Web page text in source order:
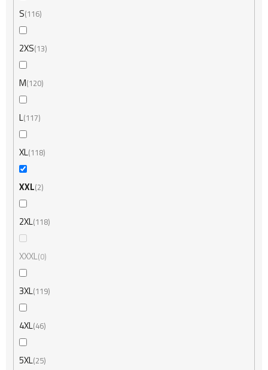
S 116
2XS 13
M 120
L 117
XL 118
XXL 2
2XL 118
XXXL 0
3XL 119
4XL 46
5XL 25